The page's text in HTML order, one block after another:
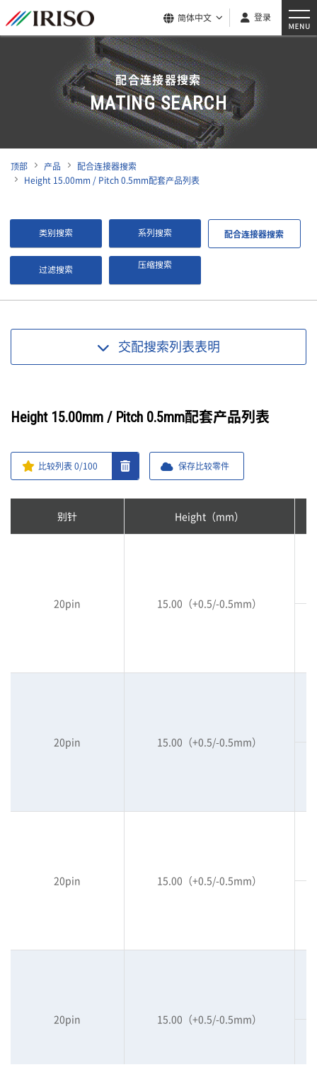
简体中文 登录
配合连接器搜索
MATING SEARCH
顶部 产品
配合连接器搜索
Height 15.00mm / Pitch 0.5mm配套产品列表
类别搜索 系列搜索 配合连接器搜索
过滤搜索 压缩搜索
交配搜索列表表明
Height 15.00mm / Pitch 0.5mm配套产品列表
比较列表0/100 保存比较零件
别针 Height（mm）
20pin 15.00（+0.5/-0.5mm）
20pin 15.00（+0.5/-0.5mm）
20pin 15.00（+0.5/-0.5mm）
20pin 15.00（+0.5/-0.5mm）